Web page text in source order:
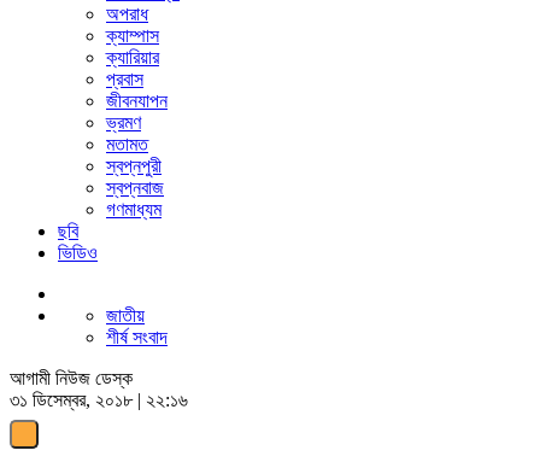
অপরাধ
ক্যাম্পাস
ক্যারিয়ার
প্রবাস
জীবনযাপন
ভ্রমণ
মতামত
স্বপ্নপুরী
স্বপ্নবাজ
গণমাধ্যম
ছবি
ভিডিও
জাতীয়
শীর্ষ সংবাদ
আগামী নিউজ ডেস্ক
৩১ ডিসেম্বর, ২০১৮ | ২২:১৬